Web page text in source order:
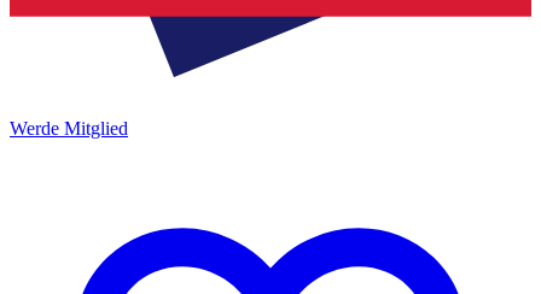
Werde Mitglied